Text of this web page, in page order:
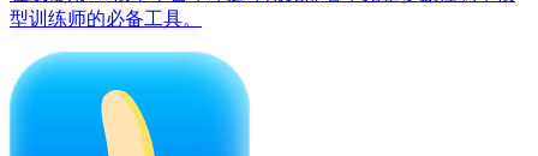
型训练师的必备工具。